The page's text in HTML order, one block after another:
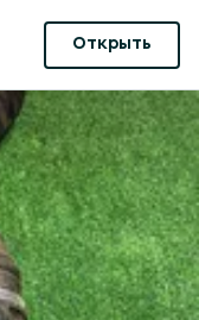
Открыть